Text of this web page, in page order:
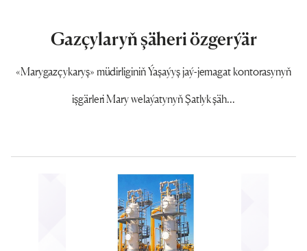
Gazçylaryň şäheri özgerýär
«Marygazçykaryş» müdirliginiň Ýaşaýyş jaý-jemagat kontorasynyň
işgärleri Mary welaýatynyň Şatlyk şäh...